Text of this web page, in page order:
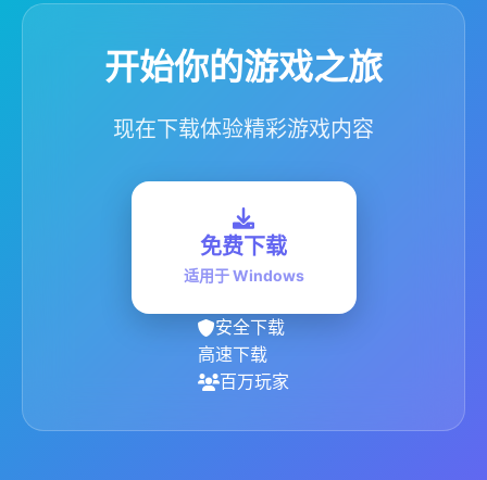
开始你的游戏之旅
现在下载体验精彩游戏内容
免费下载
适用于 Windows
安全下载
高速下载
百万玩家